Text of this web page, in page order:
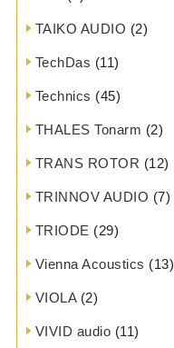
TAIKO AUDIO (2)
TechDas (11)
Technics (45)
THALES Tonarm (2)
TRANS ROTOR (12)
TRINNOV AUDIO (7)
TRIODE (29)
Vienna Acoustics (13)
VIOLA(2)
VIVID audio (11)